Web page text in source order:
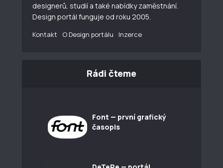
designerů, studií a také nabídky zaměstnání.
Design portál funguje od roku 2005.
Kontakt O Design portálu Inzerce
Rádi čteme
Font — první grafický
časopis